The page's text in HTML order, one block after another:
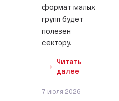
формат малых
групп будет
полезен
сектору.
Читать
далее
7 июля 2026